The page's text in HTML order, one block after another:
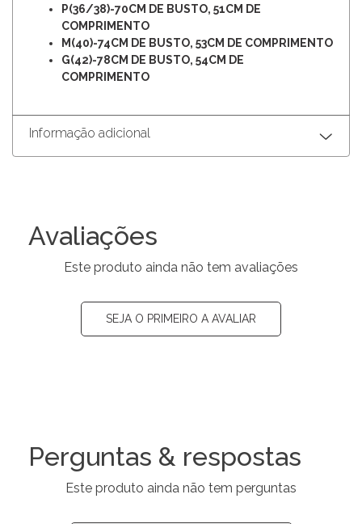
P(36/38)-70CM DE BUSTO, 51CM DE
COMPRIMENTO
M(40)-74CM DE BUSTO, 53CM DE COMPRIMENTO
G(42)-78CM DE BUSTO, 54CM DE
COMPRIMENTO
Informação adicional
Avaliações
Este produto ainda não tem avaliações
SEJA O PRIMEIRO A AVALIAR
Perguntas & respostas
Este produto ainda não tem perguntas